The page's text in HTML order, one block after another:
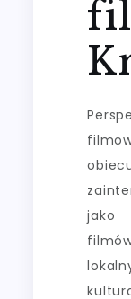
jako